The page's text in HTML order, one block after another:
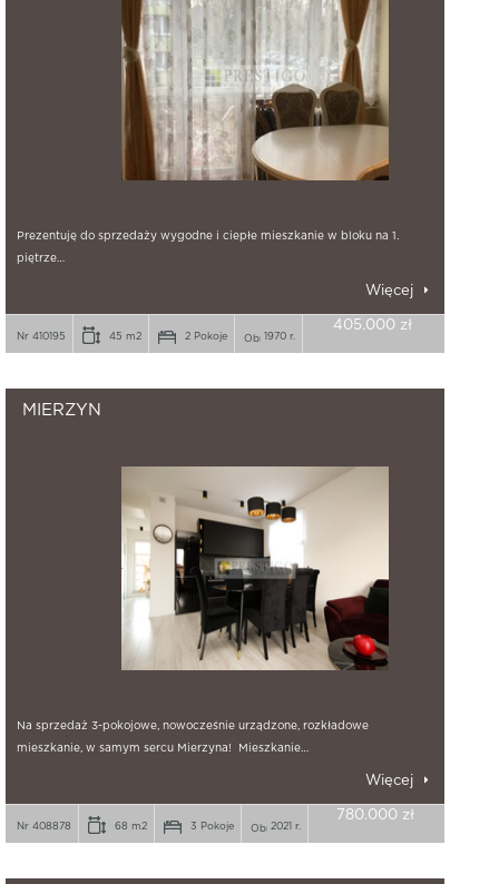
Prezentuję do sprzedaży wygodne i ciepłe mieszkanie w bloku na 1.
piętrze…
Więcej
Nr 410195 45 m2 2 Pokoje 1970 r.
405.000 zł
MIERZYN
Na sprzedaż 3-pokojowe, nowocześnie urządzone, rozkładowe
mieszkanie, w samym sercu Mierzyna! Mieszkanie…
Więcej
Nr 408878 68 m2 3 Pokoje 2021 r.
780.000 zł